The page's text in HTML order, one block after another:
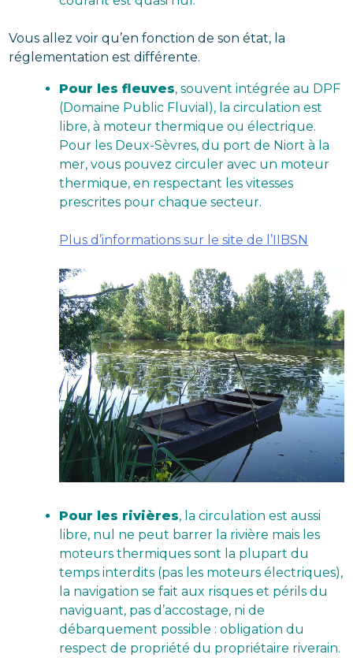
Vous allez voir qu’en fonction de son état, la
réglementation est différente.
Pour les fleuves, souvent intégrée au DPF
(Domaine Public Fluvial), la circulation est
libre, à moteur thermique ou électrique.
Pour les Deux-Sèvres, du port de Niort à la
mer, vous pouvez circuler avec un moteur
thermique, en respectant les vitesses
prescrites pour chaque secteur.
Plus d’informations sur le site de l’IIBSN
Pour les rivières, la circulation est aussi
libre, nul ne peut barrer la rivière mais les
moteurs thermiques sont la plupart du
temps interdits (pas les moteurs électriques),
la navigation se fait aux risques et périls du
naviguant, pas d’accostage, ni de
débarquement possible : obligation du
respect de propriété du propriétaire riverain.